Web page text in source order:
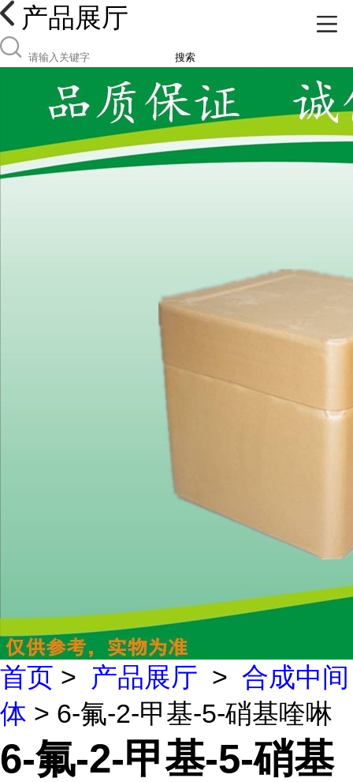
产品展厅
搜索
首页 > 产品展厅 > 合成中间
体 > 6-氟-2-甲基-5-硝基喹啉
6-氟-2-甲基-5-硝基